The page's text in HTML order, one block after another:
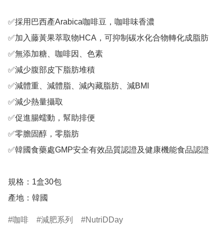
✅採用巴西產Arabica咖啡豆，咖啡味香濃
✅加入藤黃果萃取物HCA，可抑制碳水化合物轉化成脂肪
✅無添加糖、咖啡因、色素
✅減少腹部皮下脂肪堆積
✅減體重、減體脂、減內藏脂肪、減BMI
✅減少熱量攝取
✅促進腸蠕動，幫助排便
✅零膽固醇，零脂肪
✅韓國食藥處GMP安全有效品質認證及健康機能食品認證
規格：1盒30包
產地：韓國
咖啡 減肥系列 NutriDDay